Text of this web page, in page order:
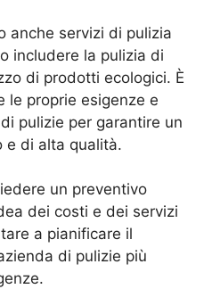
anche servizi di pulizia
includere la pulizia di
di prodotti ecologici. È
le proprie esigenze e
pulizie per garantire un
e di alta qualità.
un preventivo
dei costi e dei servizi
a pianificare il
di pulizie più